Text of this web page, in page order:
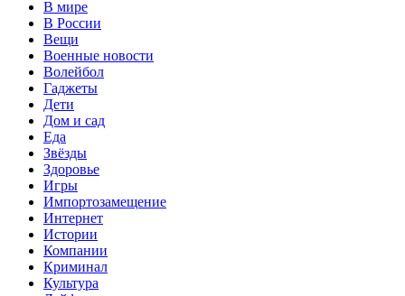
В мире
В России
Вещи
Военные новости
Волейбол
Гаджеты
Дети
Дом и сад
Еда
Звёзды
Здоровье
Игры
Импортозамещение
Интернет
Истории
Компании
Криминал
Культура